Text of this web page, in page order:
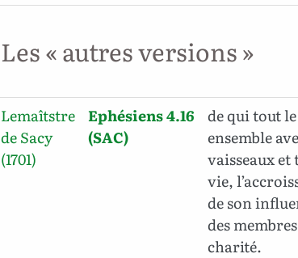
Les « autres versions »
Lemaîtstre
de Sacy
(1701)
Ephésiens 4.16
(SAC)
de qui tout
ensemble
vaisseaux et
vie,
de son
des
charité.